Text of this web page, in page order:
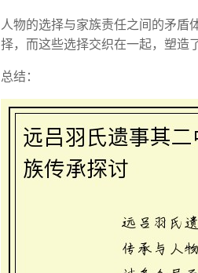
人物的选择与家族责任之间的矛盾
择，而这些选择交织在一起，塑造
总结：